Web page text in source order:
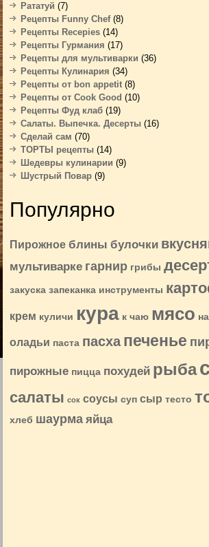
Рататуй (7)
Рецепты Funny Chef(8)
Рецепты Recepies (14)
Рецепты Гурмания (17)
Рецепты для мультиварки (36)
Рецепты Кулинария (34)
Рецепты от bon appetit (8)
Рецепты от Cook Good (10)
Рецепты Фуд клаб (19)
Салаты. Выпечка. Десерты (16)
Сделай сам (70)
ТОРТЫ рецепты (14)
Шедевры кулинарии (9)
Шустрый Повар (9)
Популярно
Пирожное блины булочки
мультиварке гарнир грибы
закуска запеканка инструменты
крем куличи кура к чаю мясо
оладьи паста пасха печенье
пирожные пицца похудей рыба
салаты сок соусы суп сыр тесто
хлеб шаурма яйца